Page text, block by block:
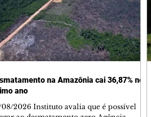
na Amazônia cai 36,87% no
ano
2026 Instituto avalia que é possível